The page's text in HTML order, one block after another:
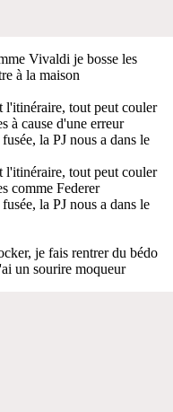
Vivaldi je bosse les
à la maison
l'itinéraire, tout peut couler
à cause d'une erreur
la PJ nous a dans le
l'itinéraire, tout peut couler
comme Federer
la PJ nous a dans le
je fais rentrer du bédo
un sourire moqueur